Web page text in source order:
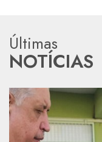
Últimas
NOTÍCIAS